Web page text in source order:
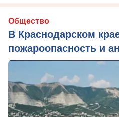
Общество
В Краснодарском
пожароопасность и